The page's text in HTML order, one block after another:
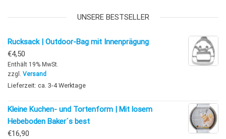
UNSERE BESTSELLER
Rucksack | Outdoor-Bag mit Innenprägung
€4,50
Enthält 19% MwSt.
zzgl. Versand
Lieferzeit: ca. 3-4 Werktage
Kleine Kuchen- und Tortenform | Mit losem
Hebeboden Baker´s best
€16,90